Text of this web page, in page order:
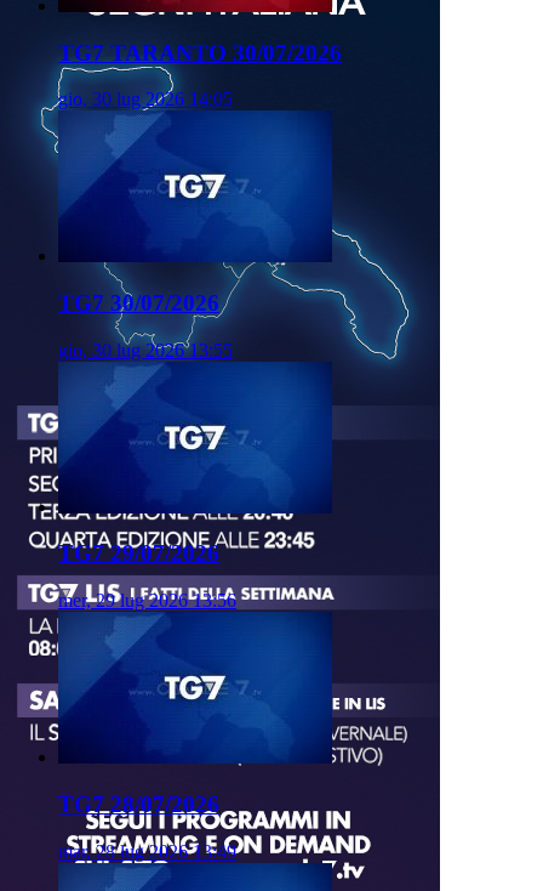
TG7 TARANTO 30/07/2026
gio, 30 lug 2026 14:05
TG7 30/07/2026
gio, 30 lug 2026 13:55
TG7 29/07/2026
mer, 29 lug 2026 13:56
TG7 28/07/2026
mar, 28 lug 2026 13:49